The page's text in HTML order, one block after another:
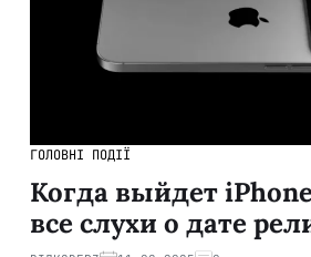
ГОЛОВНІ ПОДІЇ
Когда выйдет
все слухи о дате